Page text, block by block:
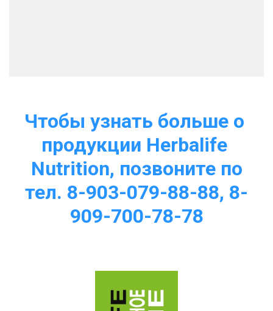
Чтобы узнать больше о
продукции Herbalife
Nutrition, позвоните по
тел. 8-903-079-88-88, 8-
909-700-78-78